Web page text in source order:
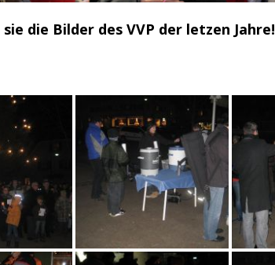
die Bilder des VVP der letzen Jahre!